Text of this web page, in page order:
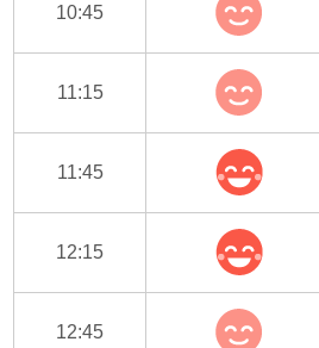
10:45
11:15
11:45
12:15
12:45